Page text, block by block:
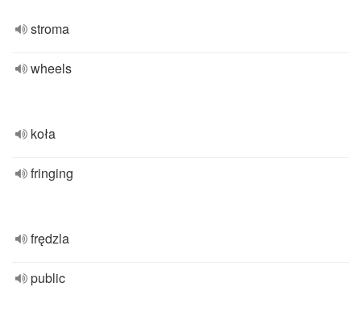
stroma
wheels
koła
fringing
frędzla
public